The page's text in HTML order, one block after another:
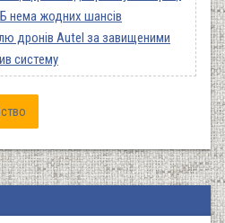
нема жодних шансів
дронів Autel за завищеними
систему